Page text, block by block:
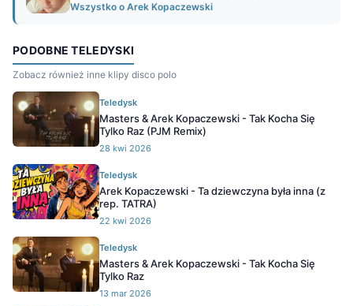
Wszystko o Arek Kopaczewski
PODOBNE TELEDYSKI
Zobacz również inne klipy disco polo
Teledysk
Masters & Arek Kopaczewski - Tak Kocha Się
Tylko Raz (PJM Remix)
28 kwi 2026
Teledysk
Arek Kopaczewski - Ta dziewczyna była inna (z
rep. TATRA)
22 kwi 2026
Teledysk
Masters & Arek Kopaczewski - Tak Kocha Się
Tylko Raz
13 mar 2026